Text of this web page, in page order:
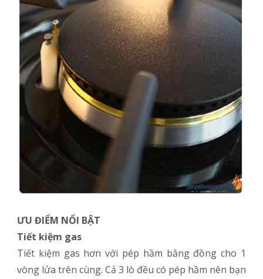
ƯU ĐIỂM NỔI BẬT
Tiết kiệm gas
Tiết kiệm gas hơn với pép hầm bằng đồng cho 1
vòng lửa trên cùng. Cả 3 lò đều có pép hầm nên bạn